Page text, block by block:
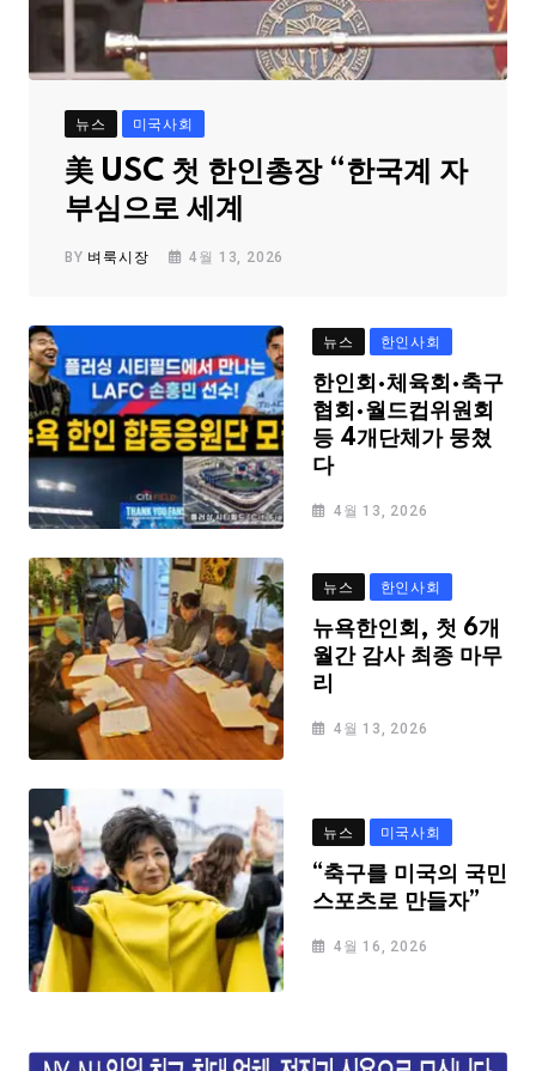
뉴스 미국사회
美 USC 첫 한인총장 “한국계 자
부심으로 세계
BY 벼룩시장 4월 13, 2026
뉴스 한인사회
한인회·체육회·축구
협회·월드컵위원회
등 4개단체가 뭉쳤
다
4월 13, 2026
뉴스 한인사회
뉴욕한인회, 첫 6개
월간 감사 최종 마무
리
4월 13, 2026
뉴스 미국사회
“축구를 미국의 국민
스포츠로 만들자”
4월 16, 2026